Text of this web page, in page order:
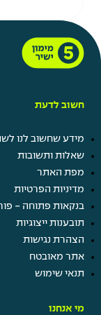
חשוב לדעת
מידע שחשוב לנו
שאלות ותשובות
מפת האתר
מדיניות הפרטיות
בנקאות פתוחה -
תובענות ייצוגיות
הצהרת נגישות
אתר מאובטח
תנאי שימוש
מי אנחנו